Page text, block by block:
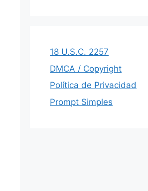
18 U.S.C. 2257
DMCA / Copyright
Política de Privacidad
Prompt Simples